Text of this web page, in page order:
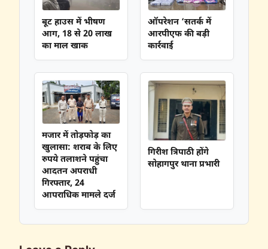
बूट हाउस में भीषण
आग, 18 से 20 लाख
का माल खाक
ऑपरेशन ‘सतर्क में
आरपीएफ की बड़ी
कार्रवाई
मजार में तोड़फोड़ का
खुलासा: शराब के लिए
रुपये तलाशने पहुंचा
आदतन अपराधी
गिरफ्तार, 24
आपराधिक मामले दर्ज
गिरीश त्रिपाठी होंगे
सोहागपुर थाना प्रभारी